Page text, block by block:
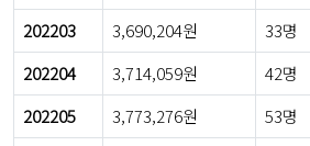
202203
3,690,204원 33명
202204
3,714,059원 42명
202205
3,773,276원 53명